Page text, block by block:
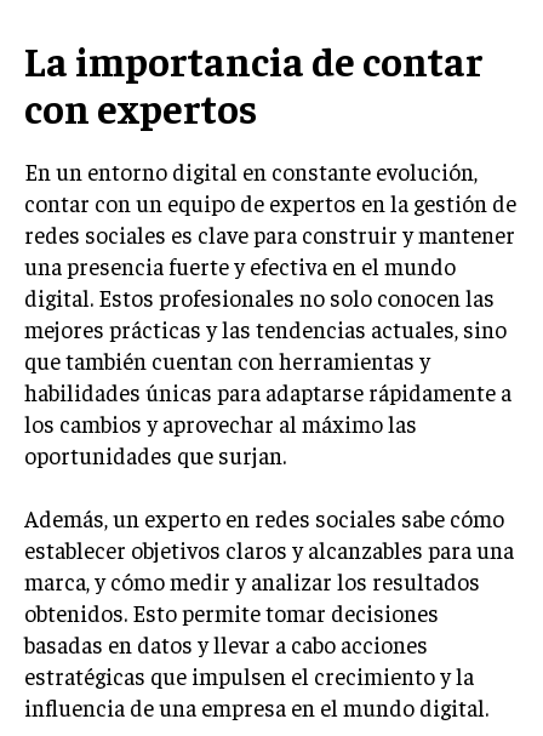
GESTIÓN DE LA INNOVACIÓN TECNOLÓGICA
TRANSFORMACIÓN DIGITAL
ANALÍTICA EMPRESARIAL Y BUSINESS
INTELLIGENCE
CIBERSEGURIDAD EMPRESARIAL
ESTRATEGIA
EMPRESAS FAMILIARES Y SUCESIÓN
GESTIÓN DEL RIESGO EMPRESARIAL
NEGOCIACIÓN Y RESOLUCIÓN DE CONFLICTOS
DERECHO EMPRESARIAL Y REGULACIONES
GOBIERNO CORPORATIVO
NEGOCIOS
ESTRATEGIAS DE NEGOCIOS
MARKETING B2B
MARKETING B2C
La importancia de contar
con expertos
En un entorno digital en constante evolución,
contar con un equipo de expertos en la gestión de
redes sociales es clave para construir y mantener
una presencia fuerte y efectiva en el mundo
digital. Estos profesionales no solo conocen las
mejores prácticas y las tendencias actuales, sino
que también cuentan con herramientas y
habilidades únicas para adaptarse rápidamente a
los cambios y aprovechar al máximo las
oportunidades que surjan.
Además, un experto en redes sociales sabe cómo
establecer objetivos claros y alcanzables para una
marca, y cómo medir y analizar los resultados
obtenidos. Esto permite tomar decisiones
basadas en datos y llevar a cabo acciones
estratégicas que impulsen el crecimiento y la
influencia de una empresa en el mundo digital.